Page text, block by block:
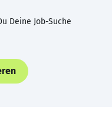
Deine Job-Suche